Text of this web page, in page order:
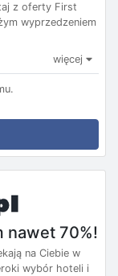
z oferty First
wyprzedzeniem
więcej
nawet 70%!
na Ciebie w
wybór hoteli i